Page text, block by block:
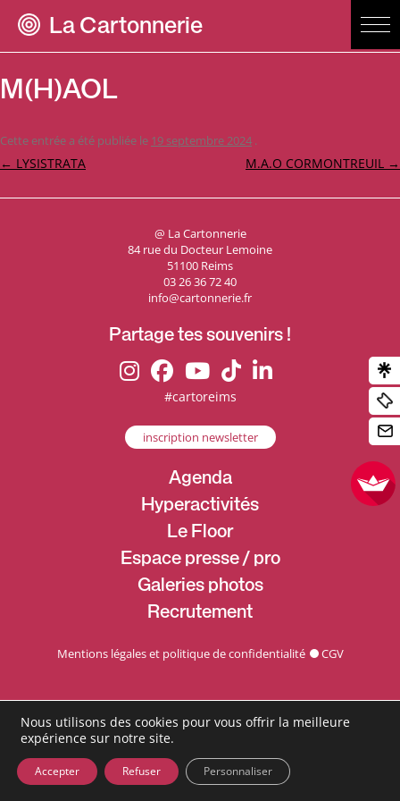
La Cartonnerie
M(H)AOL
Cette entrée a été publiée le 19 septembre 2024 .
Navigation
← LYSISTRATA M.A.O CORMONTREUIL →
@ La Cartonnerie
84 rue du Docteur Lemoine
51100 Reims
03 26 36 72 40
info@cartonnerie.fr
Partage tes souvenirs !
#cartoreims
inscription newsletter
Agenda
Hyperactivités
Le Floor
Espace presse / pro
Galeries photos
Recrutement
Mentions légales et politique de confidentialité CGV
Nous utilisons des cookies pour vous offrir la meilleure
expérience sur notre site.
Accepter Refuser Personnaliser